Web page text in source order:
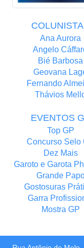
Ana Aurora
Angelo
Bié Barbosa
Geovana
Fernando
Thávios
EVENTOS
Top GP
Concurso Selo
Dez Mais
Garoto e Garota
Grande
Gostosuras
Garra
Mostra GP